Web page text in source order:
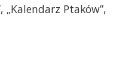
Ptaków”,